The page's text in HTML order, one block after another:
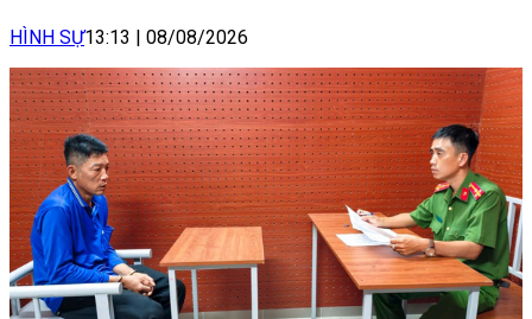
HÌNH SỰ13:13 | 08/08/2026